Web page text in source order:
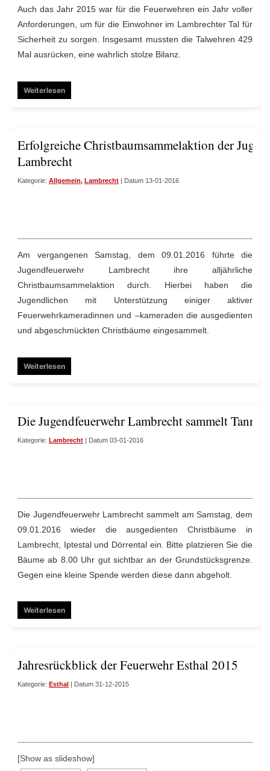
Auch das Jahr 2015 war für die Feuerwehren ein Jahr voller
Anforderungen, um für die Einwohner im Lambrechter Tal für
Sicherheit zu sorgen. Insgesamt mussten die Talwehren 429
Mal ausrücken, eine wahrlich stolze Bilanz.
Weiterlesen
Erfolgreiche Christbaumsammelaktion der
Lambrecht
Kategorie: Allgemein, Lambrecht | Datum 13-01-2016
Am vergangenen Samstag, dem 09.01.2016 führte die
Jugendfeuerwehr Lambrecht ihre alljährliche
Christbaumsammelaktion durch. Hierbei haben die
Jugendlichen mit Unterstützung einiger aktiver
Feuerwehrkameradinnen und –kameraden die ausgedienten
und abgeschmückten Christbäume eingesammelt.
Weiterlesen
Die Jugendfeuerwehr Lambrecht sammelt
Kategorie: Lambrecht | Datum 03-01-2016
Die Jugendfeuerwehr Lambrecht sammelt am Samstag, dem
09.01.2016 wieder die ausgedienten Christbäume in
Lambrecht, Iptestal und Dörrental ein. Bitte platzieren Sie die
Bäume ab 8.00 Uhr gut sichtbar an der Grundstücksgrenze.
Gegen eine kleine Spende werden diese dann abgeholt.
Weiterlesen
Jahresrückblick der Feuerwehr Esthal 2015
Kategorie: Esthal | Datum 31-12-2015
[Show as slideshow]